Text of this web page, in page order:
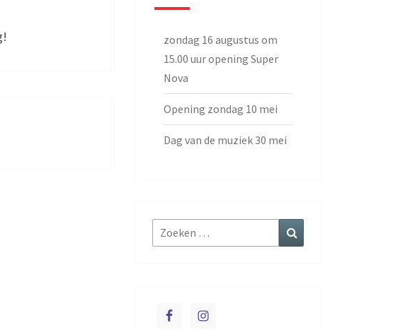
zondag 16 augustus om
15.00 uur opening Super
Nova
Opening zondag 10 mei
Dag van de muziek 30 mei
Zoeken
naar: